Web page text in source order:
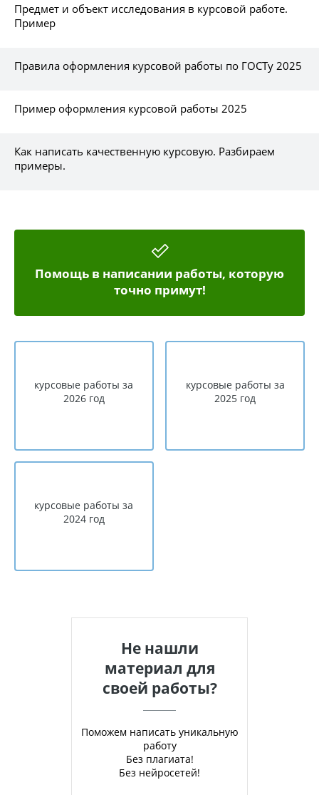
Предмет и объект исследования в курсовой работе.
Пример
Правила оформления курсовой работы по ГОСТу 2025
Пример оформления курсовой работы 2025
Как написать качественную курсовую. Разбираем
примеры.
Помощь в написании работы, которую
точно примут!
курсовые работы за
2026 год
курсовые работы за
2025 год
курсовые работы за
2024 год
Не нашли
материал для
своей работы?
Поможем написать уникальную
работу
Без плагиата!
Без нейросетей!